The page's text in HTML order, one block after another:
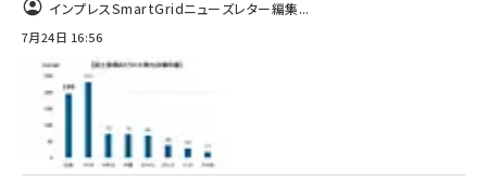
インプレスSmartGridニューズレター編集...
7月24日 16:56